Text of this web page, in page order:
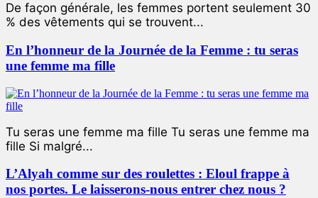
De façon générale, les femmes portent seulement 30
% des vêtements qui se trouvent...
En l’honneur de la Journée de la Femme : tu seras
une femme ma fille
Tu seras une femme ma fille Tu seras une femme ma
fille Si malgré...
L’Alyah comme sur des roulettes : Eloul frappe à
nos portes. Le laisserons-nous entrer chez nous ?